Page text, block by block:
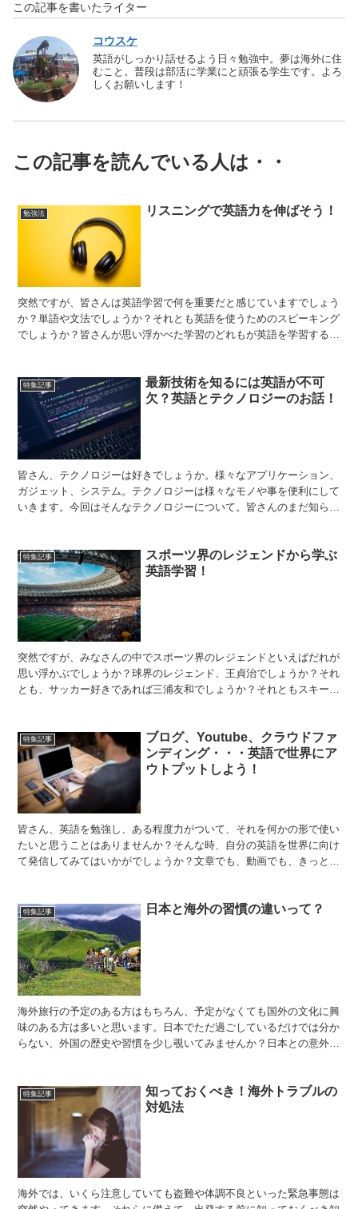
この記事を書いたライター
コウスケ
英語がしっかり話せるよう日々勉強中。夢は海外に住
むこと。普段は部活に学業にと頑張る学生です。よろ
しくお願いします！
この記事を読んでいる人は・・
勉強法 リスニングで英語力を伸ばそう！
突然ですが、皆さんは英語学習で何を重要だと感じていますでしょう
か？単語や文法でしょうか？それとも英語を使うためのスピーキング
でしょうか？皆さんが思い浮かべた学習のどれもが英語を学習するう
特集記事
最新技術を知るには英語が不可
欠？英語とテクノロジーのお話！
皆さん、テクノロジーは好きでしょうか。様々なアプリケーション、
ガジェット、システム。テクノロジーは様々なモノや事を便利にして
いきます。今回はそんなテクノロジーについて。皆さんのまだ知らな
特集記事
スポーツ界のレジェンドから学ぶ
英語学習！
突然ですが、みなさんの中でスポーツ界のレジェンドといえばだれが
思い浮かぶでしょうか？球界のレジェンド、王貞治でしょうか？それ
とも、サッカー好きであれば三浦友和でしょうか？それともスキージ
特集記事
ブログ、Youtube、クラウドファ
ンディング・・・英語で世界にア
ウトプットしよう！
皆さん、英語を勉強し、ある程度力がついて、それを何かの形で使い
たいと思うことはありませんか？そんな時、自分の英語を世界に向け
て発信してみてはいかがでしょうか？文章でも、動画でも、きっと力
特集記事 日本と海外の習慣の違いって？
海外旅行の予定のある方はもちろん、予定がなくても国外の文化に興
味のある方は多いと思います。日本でただ過ごしているだけでは分か
らない、外国の歴史や習慣を少し覗いてみませんか？日本との意外な
特集記事
知っておくべき！海外トラブルの
対処法
海外では、いくら注意していても盗難や体調不良といった緊急事態は